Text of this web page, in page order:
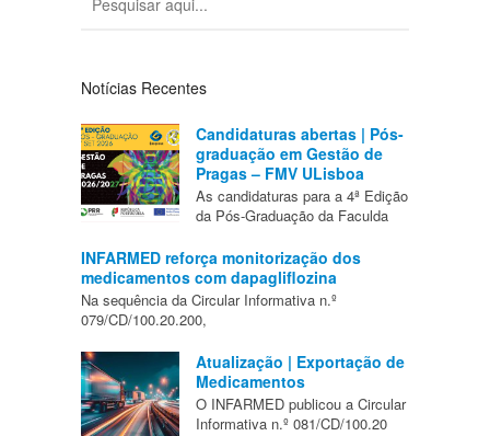
Notícias Recentes
Candidaturas abertas | Pós-
graduação em Gestão de
Pragas – FMV ULisboa
As candidaturas para a 4ª Edição
da Pós-Graduação da Faculda
INFARMED reforça monitorização dos
medicamentos com dapagliflozina
Na sequência da Circular Informativa n.º
079/CD/100.20.200,
Atualização | Exportação de
Medicamentos
O INFARMED publicou a Circular
Informativa n.º 081/CD/100.20